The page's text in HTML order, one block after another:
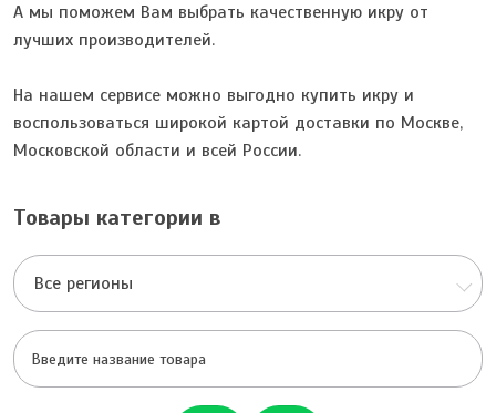
А мы поможем Вам выбрать качественную икру от
лучших производителей.
На нашем сервисе можно выгодно купить икру и
воспользоваться широкой картой доставки по Москве,
Московской области и всей России.
Товары категории в
Все регионы